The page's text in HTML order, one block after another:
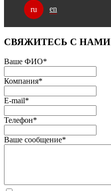
ru en
СВЯЖИТЕСЬ С НАМИ
Ваше ФИО*
Компания*
E-mail*
Телефон*
Ваше сообщение*